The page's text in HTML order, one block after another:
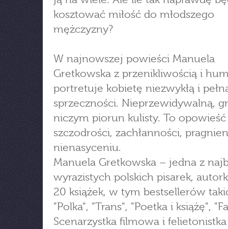
kosztować miłość do młodszego
mężczyzny?
W najnowszej powieści Manuela
Gretkowska z przenikliwością i
portretuje kobietę niezwykłą i
sprzeczności. Nieprzewidywalną,
niczym piorun kulisty. To
szczodrości, zachłanności,
nienasyceniu.
Manuela Gretkowska – jedna z
wyrazistych polskich pisarek,
20 książek, w tym bestsellerów
"Polka", "Trans", "Poetka i książę",
Scenarzystka filmowa i felietonistka